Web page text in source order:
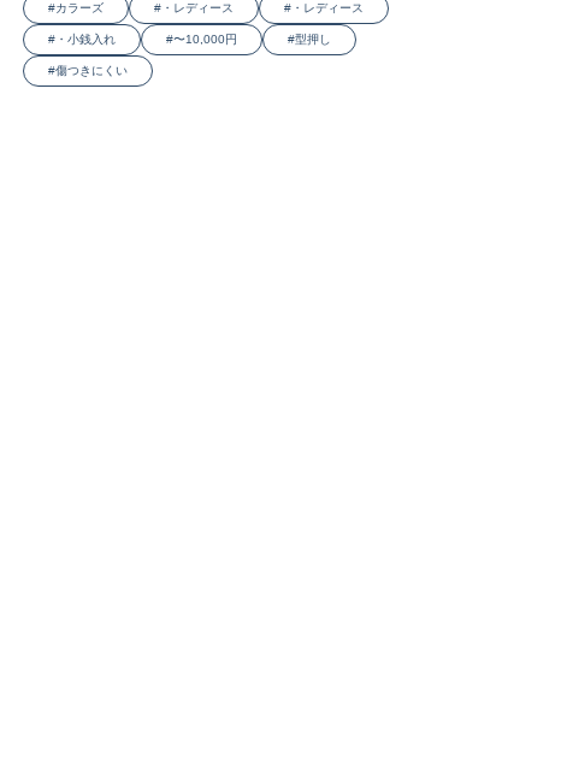
#カラーズ #・レディース #・レディース
#・小銭入れ #〜10,000円 #型押し
#傷つきにくい